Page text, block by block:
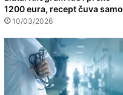
1200 eura, recept čuva samo
10/03/2026